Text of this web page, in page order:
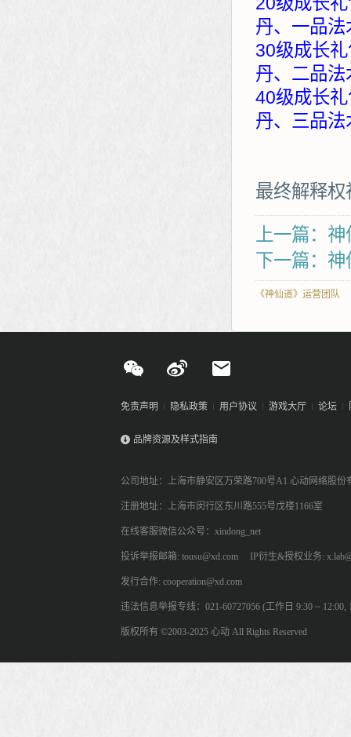
丹、一品法
30级成长
丹、二品法
40级成长
丹、三品法
最终解释
上一篇：
下一篇：
《神仙道》运营团队
免责声明 隐私政策 用户协议 游戏大厅 论坛
品牌资源及样式指南
公司地址：上海市静安区万荣路700号A1 心动网络股份
注册地址：上海市闵行区东川路555号戊楼1166室
在线客服微信公众号：xindong_net
投诉举报邮箱: tousu@xd.com IP衍生&授权业务:
发行合作: cooperation@xd.com
违法信息举报专线：021-60727056 (工作日 9:30 ~ 12:00,
版权所有 ©2003-2025 心动 All Rights Reserved